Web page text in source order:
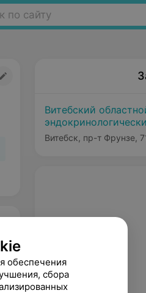
по сайту
Витебский
Витебск, пр-т Фрунзе,
обеспечения
сбора